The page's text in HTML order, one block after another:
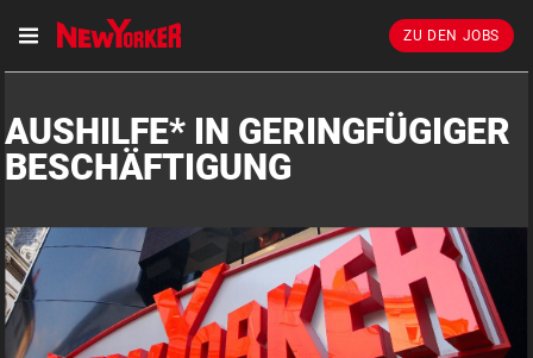
ZU DEN JOBS
AUSHILFE* IN GERINGFÜGIGER
BESCHÄFTIGUNG